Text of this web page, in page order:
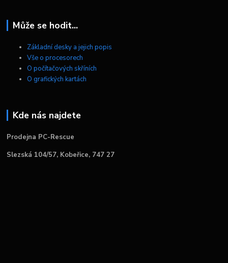
Může se hodit...
Základní desky a jejich popis
Vše o procesorech
O počítačových skříních
O grafických kartách
Kde nás najdete
Prodejna PC-Rescue
Slezská 104/57, Kobeřice, 747 27